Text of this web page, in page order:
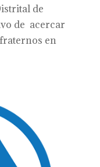
de
de acercar
en